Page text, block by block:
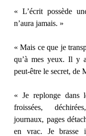
« L’écrit possède
n’aura jamais. »
« Mais ce que je
qu’à mes yeux. Il y
peut-être le secret, de
« Je replonge dans
froissées,
journaux, pages
en vrac. Je brasse